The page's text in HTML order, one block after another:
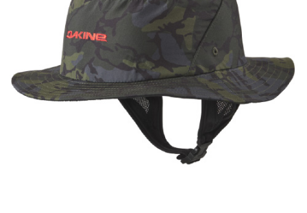
페이코 ID로 페
PAYCO 바로